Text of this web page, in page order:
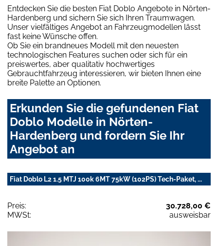
Entdecken Sie die besten Fiat Doblo Angebote in Nörten-
Hardenberg und sichern Sie sich Ihren Traumwagen.
Unser vielfältiges Angebot an Fahrzeugmodellen lässt
fast keine Wünsche offen.
Ob Sie ein brandneues Modell mit den neuesten
technologischen Features suchen oder sich für ein
preiswertes, aber qualitativ hochwertiges
Gebrauchtfahrzeug interessieren, wir bieten Ihnen eine
breite Palette an Optionen.
Erkunden Sie die gefundenen Fiat
Doblo Modelle in Nörten-
Hardenberg und fordern Sie Ihr
Angebot an
Fiat Doblo L2 1.5 MTJ 100k 6MT 75kW (102PS) Tech-Paket, ...
Preis:
30.728,00 €
MWSt:
ausweisbar